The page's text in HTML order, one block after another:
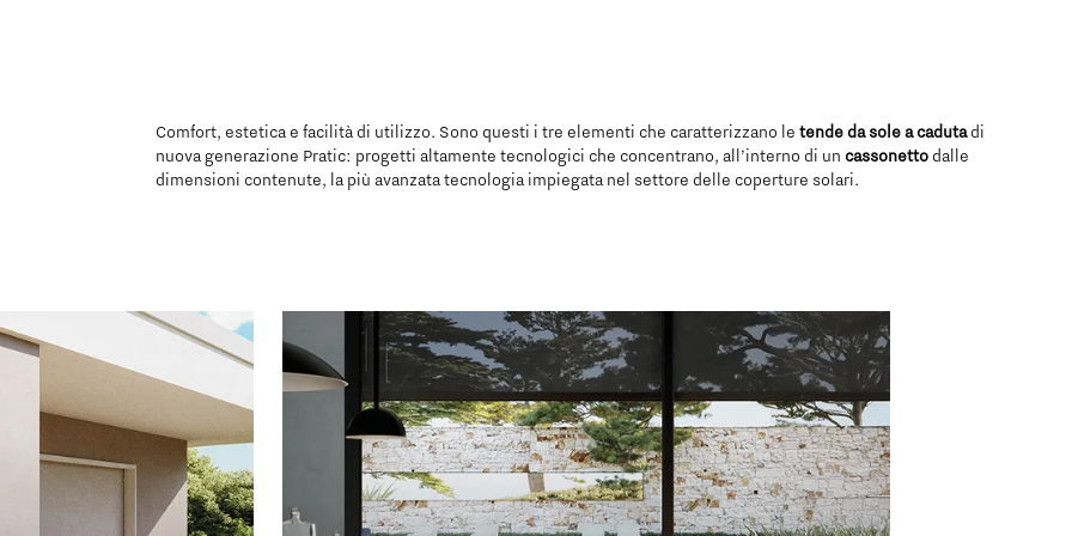
Comfort, estetica e facilità di utilizzo. Sono questi i tre elementi che caratterizzano le tende da sole a cadutadi
nuova generazione Pratic: progetti altamente tecnologici che concentrano, all’interno di un cassonettodalle
dimensioni contenute, la più avanzata tecnologia impiegata nel settore delle coperture solari.